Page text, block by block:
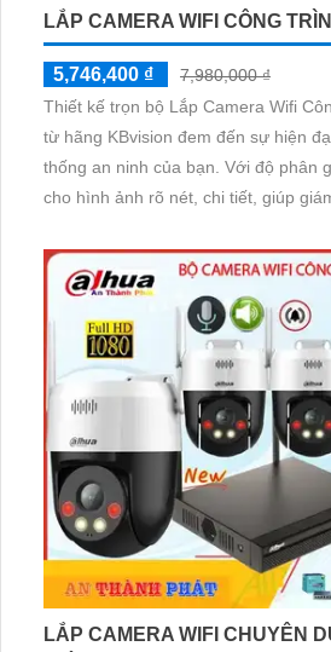
LẮP CAMERA WIFI CÔNG
5,746,400 ₫
7,980,000 ₫
Thiết kế trọn bộ Lắp Camera Wifi
từ hãng KBvision đem đến sự hiện
thống an ninh của bạn. Với độ phân giải 2.0 MP, camera
cho hình ảnh rõ nét, chi tiết, giúp giám
thân, đến camera xoay có sẵn để
của công trình của bạn
LẮP CAMERA WIFI CHUYÊN